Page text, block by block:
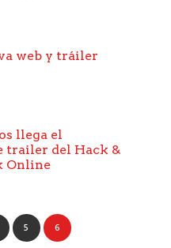
web y tráiler
llega el
trailer del Hack &
Online
5 6